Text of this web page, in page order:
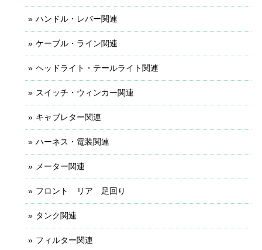
ハンドル・レバー関連
ケーブル・ライン関連
ヘッドライト・テールライト関連
スイッチ・ウィンカー関連
キャブレター関連
ハーネス・電装関連
メーター関連
フロント リア 足回り
タンク関連
フィルター関連